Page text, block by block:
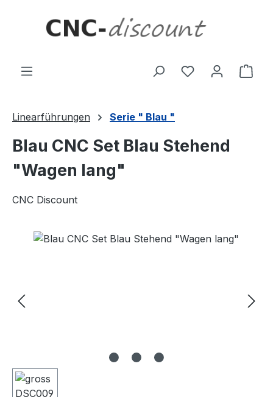
Linearführungen Serie " Blau "
Blau CNC Set Blau Stehend
"Wagen lang"
CNC Discount
Bildergalerie überspringen